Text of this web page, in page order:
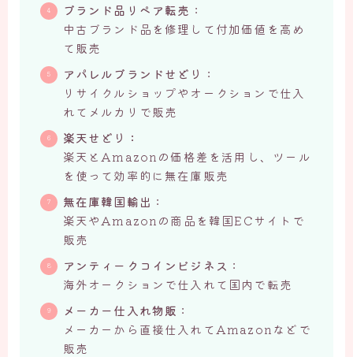
ブランド品リペア転売 ：
中古ブランド品を修理して付加価値を高め
て販売
アパレルブランドせどり ：
リサイクルショップやオークションで仕入
れてメルカリで販売
楽天せどり：
楽天とAmazonの価格差を活用し、ツール
を使って効率的に無在庫販売
無在庫韓国輸出 ：
楽天やAmazonの商品を韓国ECサイトで
販売
アンティークコインビジネス ：
海外オークションで仕入れて国内で転売
メーカー仕入れ物販 ：
メーカーから直接仕入れてAmazonなどで
販売